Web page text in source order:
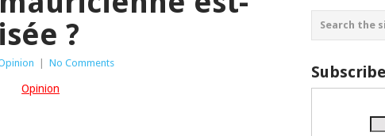
?
| No Comments
Opinion